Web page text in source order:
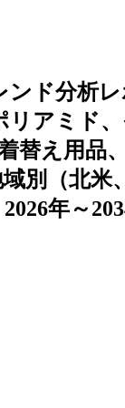
ド分析
アミド
替え用品
別（北米
年～